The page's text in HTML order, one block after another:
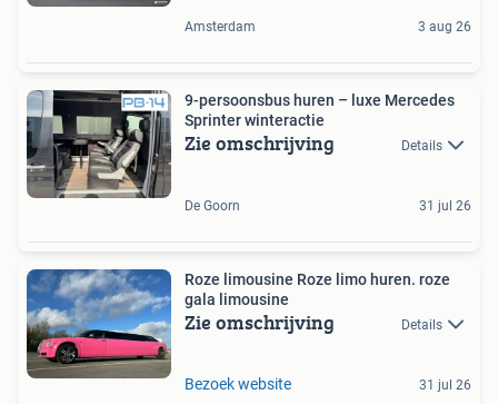
Amsterdam 3 aug 26
9-persoonsbus huren – luxe Mercedes
Sprinter winteractie
Zie omschrijving Details
De Goorn 31 jul 26
Roze limousine Roze limo huren. roze
gala limousine
Zie omschrijving Details
Bezoek website 31 jul 26